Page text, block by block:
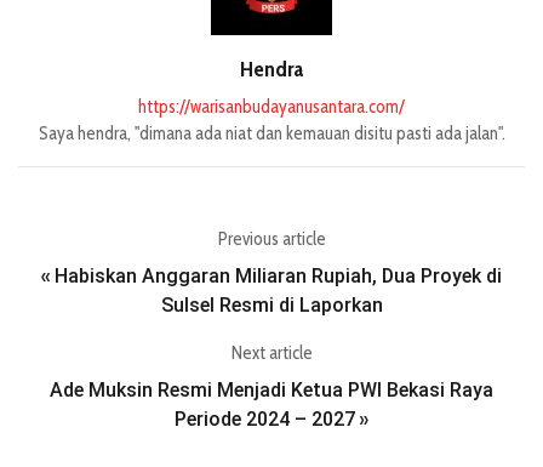
Hendra
https://warisanbudayanusantara.com/
Saya hendra, "dimana ada niat dan kemauan disitu pasti ada jalan".
Previous article
« Habiskan Anggaran Miliaran Rupiah, Dua Proyek di
Sulsel Resmi di Laporkan
Next article
Ade Muksin Resmi Menjadi Ketua PWI Bekasi Raya
Periode 2024 – 2027 »